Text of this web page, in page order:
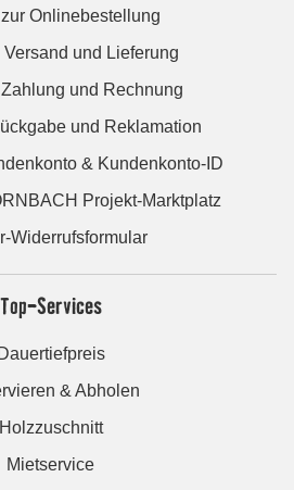
Onlinebestellung
Versand und Lieferung
und Rechnung
und Reklamation
& Kundenkonto-ID
Projekt-Marktplatz
Widerrufsformular
Top-Services
Dauertiefpreis
& Abholen
Holzzuschnitt
Mietservice